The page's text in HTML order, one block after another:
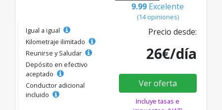
9.99 Excelente
(14 opiniones)
Igual a igual
Kilometraje ilimitado
Reunirse y Saludar
Depósito en efectivo
aceptado
Conductor adicional
incluido
Precio desde:
26€/día
Ver oferta
Incluye tasas e